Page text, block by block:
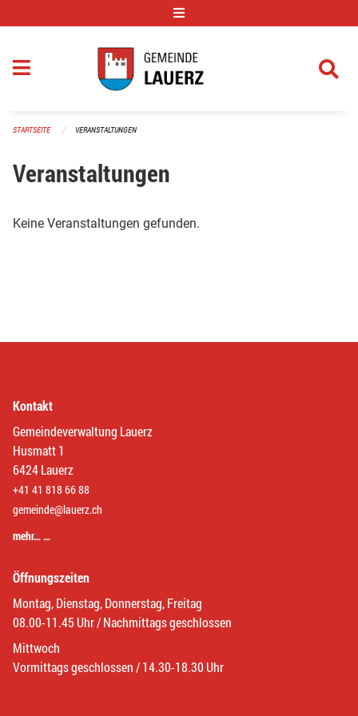
STARTSEITE VERANSTALTUNGEN
Veranstaltungen
Keine Veranstaltungen gefunden.
Kontakt
Gemeindeverwaltung Lauerz
Husmatt 1
6424 Lauerz
+41 41 818 66 88
gemeinde@lauerz.ch
mehr… …
Öffnungszeiten
Montag, Dienstag, Donnerstag, Freitag
08.00-11.45 Uhr / Nachmittags geschlossen
Mittwoch
Vormittags geschlossen / 14.30-18.30 Uhr